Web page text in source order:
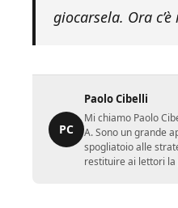
giocarsela. Ora
PC
Paolo Cibelli
Mi chiamo Paolo
A. Sono un grande
spogliatoio alle
restituire ai lettori la